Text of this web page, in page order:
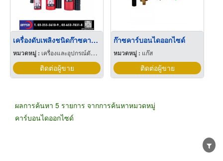
เครื่องดับเพลิงชนิดก๊าซคาร์บอนไดออกไซด์ co2
หมวดหมู่ : เครื่องและอุปกรณ์ดับเพลิง
ติดต่อผู้ขาย
ก๊าซคาร์บอนไดออกไซด์
หมวดหมู่ : แก๊ส
ติดต่อผู้ขาย
ผลการค้นหา 5 รายการ จากการค้นหาหมวดหมู่
คาร์บอนไดออกไซด์